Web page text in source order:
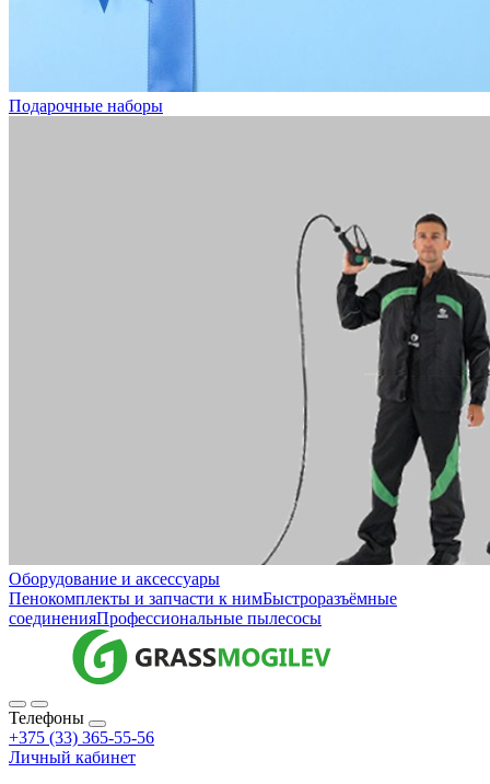
Подарочные наборы
Оборудование и аксессуары
Пенокомплекты и запчасти к нимБыстроразъёмные
соединенияПрофессиональные пылесосы
Телефоны
+375 (33) 365-55-56
Личный кабинет